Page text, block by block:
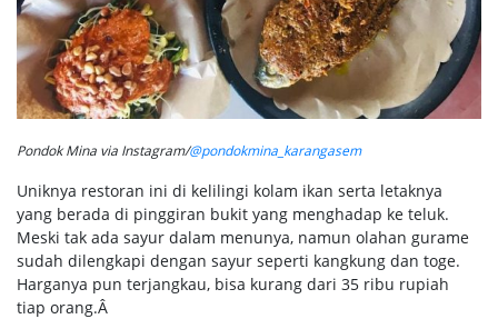
Pondok Mina via Instagram/@pondokmina_karangasem
Uniknya restoran ini di kelilingi kolam ikan serta letaknya
yang berada di pinggiran bukit yang menghadap ke teluk.
Meski tak ada sayur dalam menunya, namun olahan gurame
sudah dilengkapi dengan sayur seperti kangkung dan toge.
Harganya pun terjangkau, bisa kurang dari 35 ribu rupiah
tiap orang.Â